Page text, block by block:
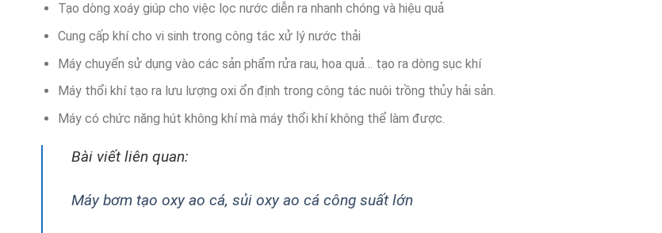
Tạo dòng xoáy giúp cho việc lọc nước diễn ra nhanh chóng và hiệu quả
Cung cấp khí cho vi sinh trong công tác xử lý nước thải
Máy chuyển sử dụng vào các sản phẩm rửa rau, hoa quả… tạo ra dòng sục khí
Máy thổi khí tạo ra lưu lượng oxi ổn định trong công tác nuôi trồng thủy hải sản.
Máy có chức năng hút không khí mà máy thổi khí không thể làm được.
Bài viết liên quan:
Máy bơm tạo oxy ao cá, sủi oxy ao cá công suất lớn